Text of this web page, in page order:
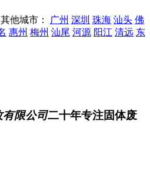
他城市： 广州 深圳 珠海 汕头 佛
惠州 梅州 汕尾 河源 阳江 清远 东
有限公司二十年专注固体废